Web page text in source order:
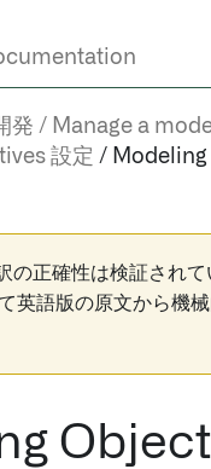
発
Manage a
設定
の正確性は検証されて
英語版の原文から機